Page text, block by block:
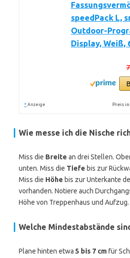
speedPack L,
Outdoor-
Display, Weiß,
* Anzeige Preis
Wie messe ich die Nische
Miss die Breite an drei Stellen.
unten. Miss die Tiefe bis zur
Miss die Höhe bis zur Unterkante
vorhanden. Notiere auch
Höhe von Treppenhaus und Aufzug.
Welche Mindestabstände
Plane hinten etwa 5 bis 7 cmfür